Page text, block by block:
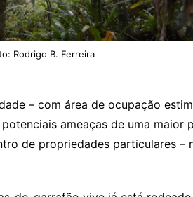
Rodrigo B. Ferreira
– com área de ocupação
ameaças de uma maior
de propriedades particulares –